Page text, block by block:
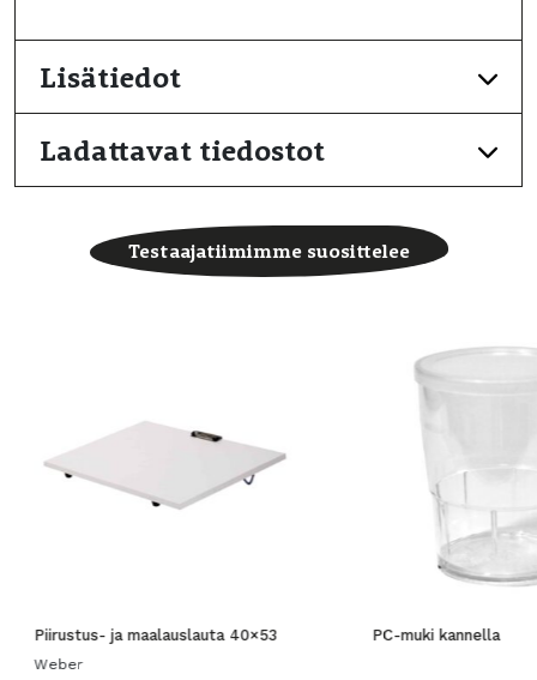
Lisätiedot
Ladattavat tiedostot
Testaajatiimimme suosittelee
Piirustus- ja maalauslauta 40×53
Weber
PC-muki kannella